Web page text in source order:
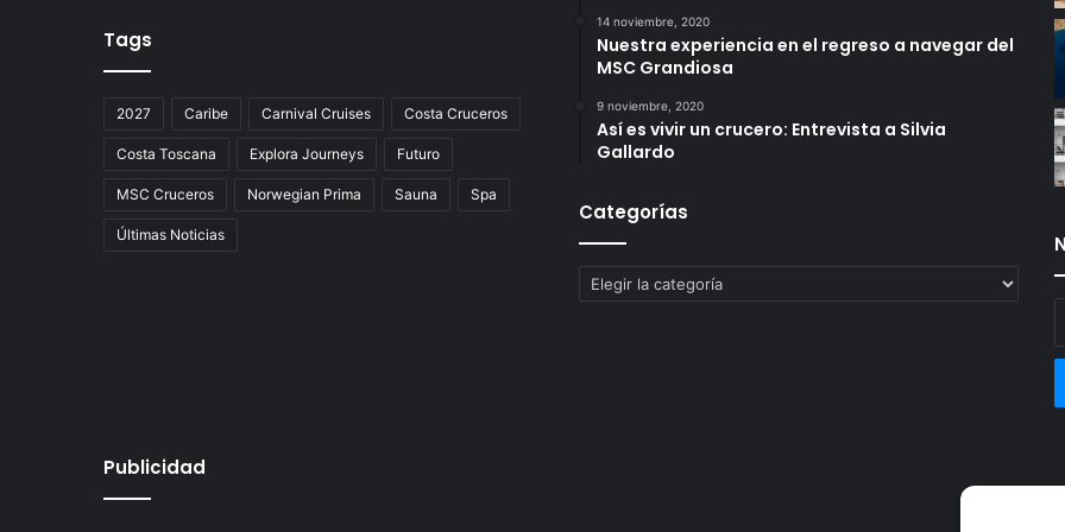
Tags
2027 Caribe Carnival Cruises Costa Cruceros
Costa Toscana Explora Journeys Futuro
MSC Cruceros Norwegian Prima Sauna Spa
Últimas Noticias
14 noviembre, 2020
Nuestra experiencia en el regreso a navegar del
MSC Grandiosa
9 noviembre, 2020
Así es vivir un crucero: Entrevista a Silvia
Gallardo
Categorías
Categorías
Publicidad